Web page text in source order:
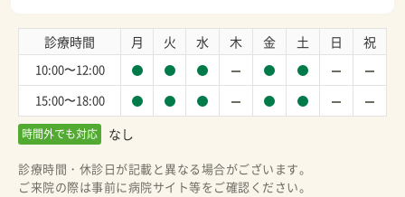
診療時間 月 火 水 木 金 土 日 祝
10:00〜12:00
15:00〜18:00
時間外でも対応 なし
診療時間・休診日が記載と異なる場合がございます。
ご来院の際は事前に病院サイト等をご確認ください。